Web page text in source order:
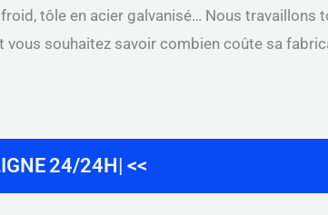
tôle en acier galvanisé… Nous
vous souhaitez savoir combien coûte sa
24/24H <<